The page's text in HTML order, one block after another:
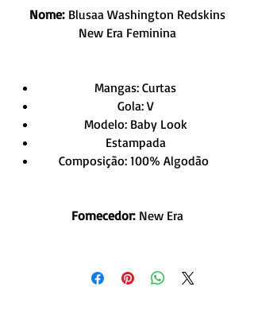
Nome: Blusaa Washington Redskins
New Era Feminina
Mangas: Curtas
Gola: V
Modelo: Baby Look
Estampada
Composição: 100% Algodão
Fornecedor:New Era